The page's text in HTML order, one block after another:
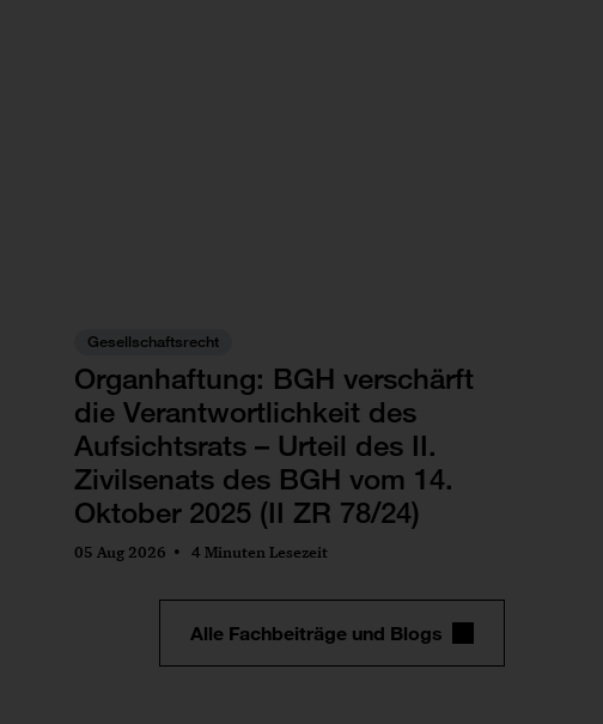
Gesellschaftsrecht
Organhaftung: BGH verschärft
die Verantwortlichkeit des
Aufsichtsrats – Urteil des II.
Zivilsenats des BGH vom 14.
Oktober 2025 (II ZR 78/24)
05 Aug 2026 4 Minuten Lesezeit
Alle Fachbeiträge und Blogs